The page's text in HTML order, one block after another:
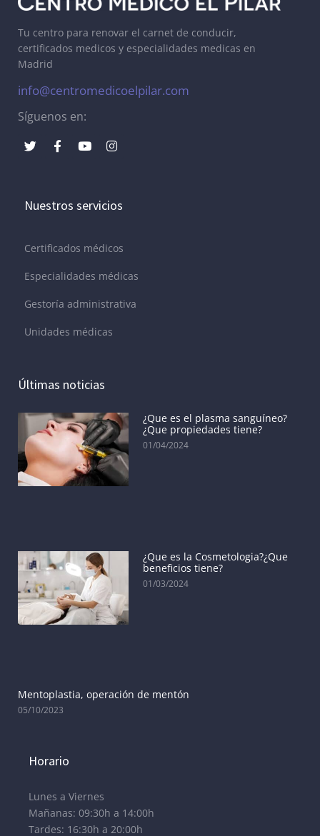
Tu centro para renovar el carnet de conducir,
certificados medicos y especialidades medicas en
Madrid
info@centromedicoelpilar.com
Síguenos en:
Nuestros servicios
Certificados médicos
Especialidades médicas
Gestoría administrativa
Unidades médicas
Últimas noticias
¿Que es el plasma sanguíneo?
¿Que propiedades tiene?
01/04/2024
¿Que es la Cosmetologia?¿Que
beneficios tiene?
01/03/2024
Mentoplastia, operación de mentón
05/10/2023
Horario
Lunes a Viernes
Mañanas: 09:30h a 14:00h
Tardes: 16:30h a 20:00h